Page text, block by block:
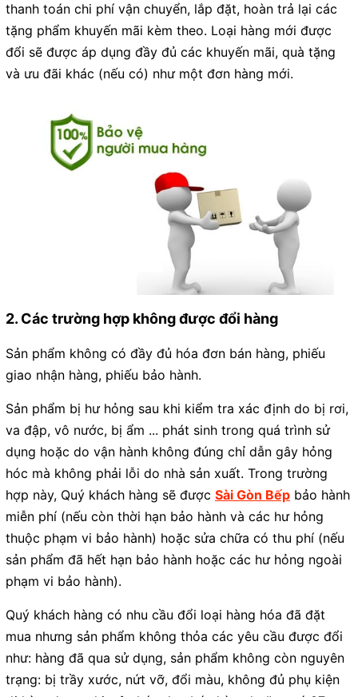
thanh toán chi phí vận chuyển, lắp đặt, hoàn trả lại các
tặng phẩm khuyến mãi kèm theo. Loại hàng mới được
đổi sẽ được áp dụng đầy đủ các khuyến mãi, quà tặng
và ưu đãi khác (nếu có) như một đơn hàng mới.
2. Các trường hợp không được đổi hàng
Sản phẩm không có đầy đủ hóa đơn bán hàng, phiếu
giao nhận hàng, phiếu bảo hành.
Sản phẩm bị hư hỏng sau khi kiểm tra xác định do bị rơi,
va đập, vô nước, bị ẩm ... phát sinh trong quá trình sử
dụng hoặc do vận hành không đúng chỉ dẫn gây hỏng
hóc mà không phải lỗi do nhà sản xuất. Trong trường
hợp này, Quý khách hàng sẽ được Sài Gòn Bếp bảo hành
miễn phí (nếu còn thời hạn bảo hành và các hư hỏng
thuộc phạm vi bảo hành) hoặc sửa chữa có thu phí (nếu
sản phẩm đã hết hạn bảo hành hoặc các hư hỏng ngoài
phạm vi bảo hành).
Quý khách hàng có nhu cầu đổi loại hàng hóa đã đặt
mua nhưng sản phẩm không thỏa các yêu cầu được đổi
như: hàng đã qua sử dụng, sản phẩm không còn nguyên
trạng: bị trầy xước, nứt vỡ, đổi màu, không đủ phụ kiện